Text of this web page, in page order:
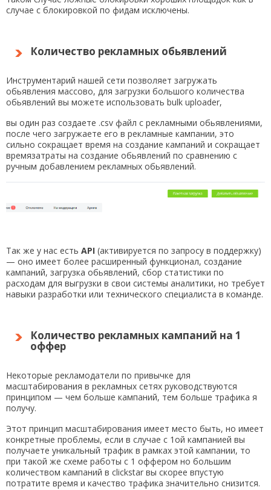
случае с блокировкой по фидам исключены.
Количество рекламных обьявлений
Инструментарий нашей сети позволяет загружать
обьявления массово, для загрузки большого количества
обьявлений вы можете использовать bulk uploader,
вы один раз создаете .csv файл с рекламными обьявлениями,
после чего загружаете его в рекламные кампании, это
сильно сокращает время на создание кампаний и сокращает
времязатраты на создание обьявлений по сравнению с
ручным добавлением рекламных обьявлений.
Так же у нас есть API (активируется по запросу в поддержку)
— оно имеет более расширенный функционал, создание
кампаний, загрузка обьявлений, сбор статистики по
расходам для выгрузки в свои системы аналитики, но требует
навыки разработки или технического специалиста в команде.
Количество рекламных кампаний на 1
оффер
Некоторые рекламодатели по привычке для
масштабирования в рекламных сетях руководствуются
принципом — чем больше кампаний, тем больше трафика я
получу.
Этот принцип масштабирования имеет место быть, но имеет
конкретные проблемы, если в случае с 1ой кампанией вы
получаете уникальный трафик в рамках этой кампании, то
при такой же схеме работы с 1 оффером но большим
количеством кампаний в clickstar вы скорее впустую
потратите время и качество трафика значительно снизится.